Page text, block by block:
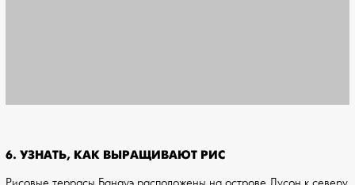
6. УЗНАТЬ, КАК ВЫРАЩИВАЮТ РИС